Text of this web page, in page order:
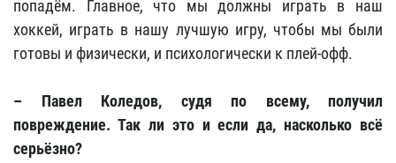
попадём. Главное, что мы должны играть в наш
хоккей, играть в нашу лучшую игру, чтобы мы были
готовы и физически, и психологически к плей-офф.
– Павел Коледов, судя по всему, получил
повреждение. Так ли это и если да, насколько всё
серьёзно?